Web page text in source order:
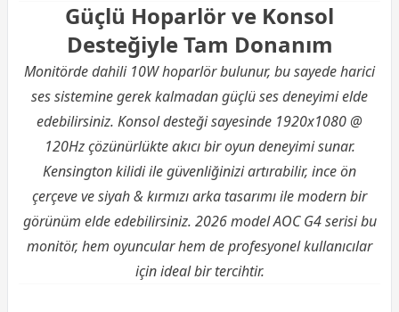
Güçlü Hoparlör ve Konsol
Desteğiyle Tam Donanım
Monitörde dahili 10W hoparlör bulunur, bu sayede harici
ses sistemine gerek kalmadan güçlü ses deneyimi elde
edebilirsiniz. Konsol desteği sayesinde 1920x1080 @
120Hz çözünürlükte akıcı bir oyun deneyimi sunar.
Kensington kilidi ile güvenliğinizi artırabilir, ince ön
çerçeve ve siyah & kırmızı arka tasarımı ile modern bir
görünüm elde edebilirsiniz. 2026 model AOC G4 serisi bu
monitör, hem oyuncular hem de profesyonel kullanıcılar
için ideal bir tercihtir.